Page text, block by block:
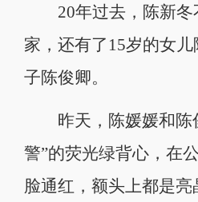
20年过去，陈新冬
家，还有了15岁的女
子陈俊卿。
昨天，陈媛媛和陈
警”的荧光绿背心，在
脸通红，额头上都是